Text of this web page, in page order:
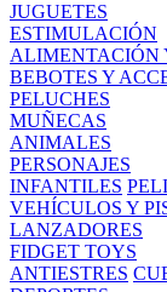
JUGUETES
ESTIMULACIÓN
ALIMENTACIÓN
BEBOTES Y
PELUCHES
MUÑECAS
ANIMALES
PERSONAJES
INFANTILES
VEHÍCULOS Y
LANZADORES
FIDGET TOYS
ANTIESTRES